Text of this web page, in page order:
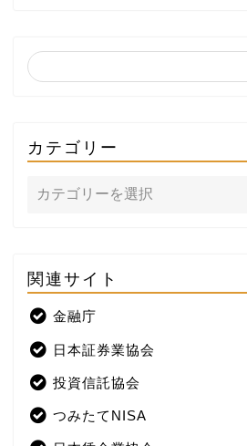
カテゴリー
関連サイト
金融庁
日本証券業協会
投資信託協会
つみたてNISA